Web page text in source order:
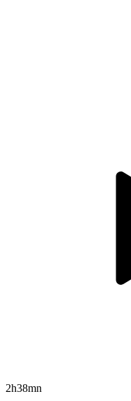
2h38mn